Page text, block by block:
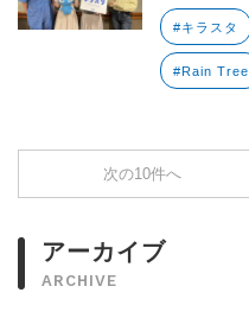
#キラスタ
#Rain Tree
次の10件へ
アーカイブ
ARCHIVE